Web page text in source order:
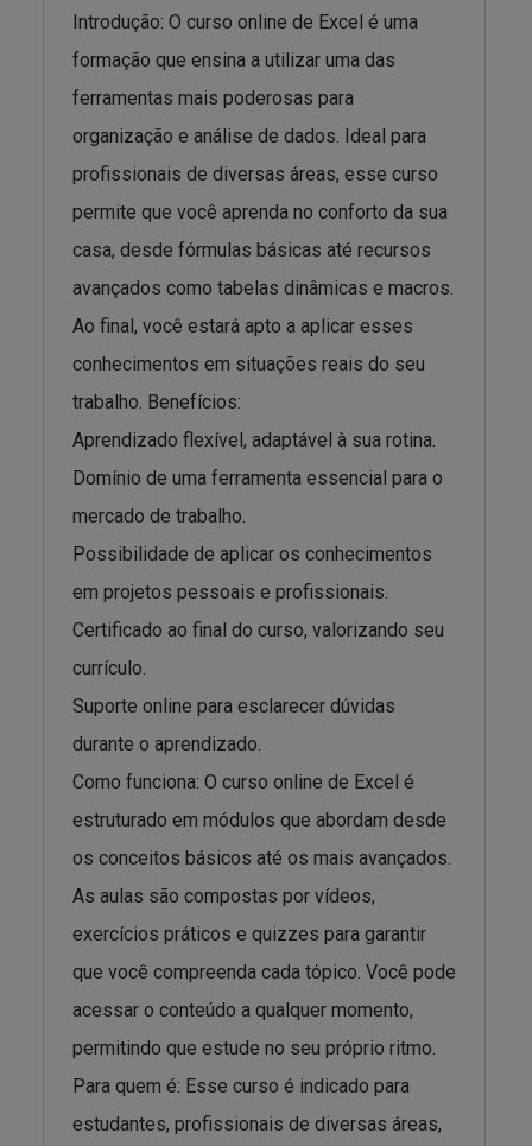
Introdução: O curso online de Excel é uma
formação que ensina a utilizar uma das
ferramentas mais poderosas para
organização e análise de dados. Ideal para
profissionais de diversas áreas, esse curso
permite que você aprenda no conforto da sua
casa, desde fórmulas básicas até recursos
avançados como tabelas dinâmicas e macros.
Ao final, você estará apto a aplicar esses
conhecimentos em situações reais do seu
trabalho. Benefícios:
Aprendizado flexível, adaptável à sua rotina.
Domínio de uma ferramenta essencial para o
mercado de trabalho.
Possibilidade de aplicar os conhecimentos
em projetos pessoais e profissionais.
Certificado ao final do curso, valorizando seu
currículo.
Suporte online para esclarecer dúvidas
durante o aprendizado.
Como funciona: O curso online de Excel é
estruturado em módulos que abordam desde
os conceitos básicos até os mais avançados.
As aulas são compostas por vídeos,
exercícios práticos e quizzes para garantir
que você compreenda cada tópico. Você pode
acessar o conteúdo a qualquer momento,
permitindo que estude no seu próprio ritmo.
Para quem é: Esse curso é indicado para
estudantes, profissionais de diversas áreas,